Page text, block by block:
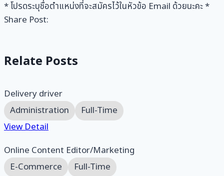
* โปรดระบุชื่อตำแหน่งที่จะสมัครไว้ในหัวข้อ Email ด้วยนะคะ *
Share Post:
Relate Posts
Delivery driver
Administration
Full-Time
View Detail
Online Content Editor/Marketing
E-Commerce
Full-Time